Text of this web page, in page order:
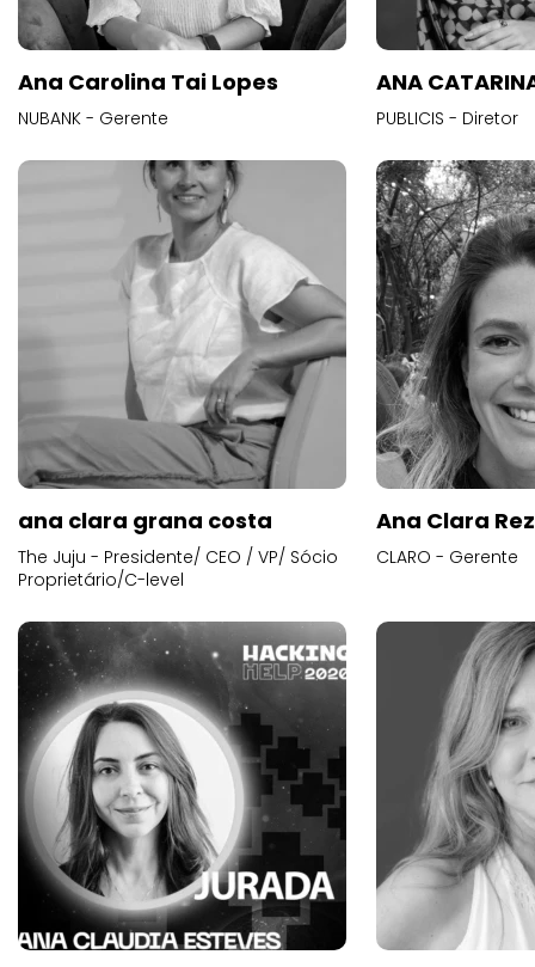
Ana Carolina Tai Lopes
NUBANK - Gerente
ANA
PUBLICIS - Diretor
ana clara grana costa
The Juju - Presidente/ CEO / VP/ Sócio
Proprietário/C-level
Ana Clara
CLARO - Gerente